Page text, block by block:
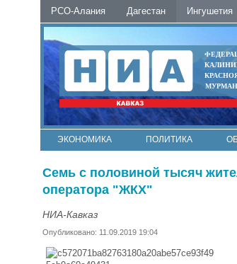
РСО-Алания Дагестан Ингушетия
ЭКОНОМИКА ПОЛИТИКА
Семь с половиной тысяч
оператора "ЖКХ"
НИА-Кавказ
Опубликовано: 11.09.2019 19:04